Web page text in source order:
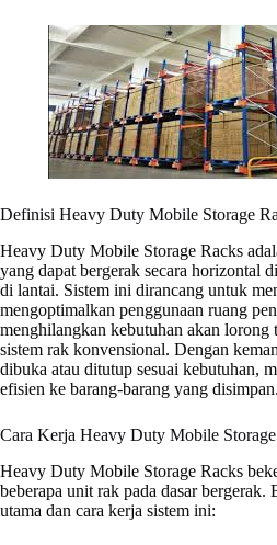
Definisi Heavy Duty Mobile Storage
Heavy Duty Mobile Storage Racks
yang dapat bergerak secara horizontal
di lantai. Sistem ini dirancang untuk
mengoptimalkan penggunaan ruang
menghilangkan kebutuhan akan lorong
sistem rak konvensional. Dengan
dibuka atau ditutup sesuai kebutuhan,
efisien ke barang-barang yang disimpan.
Cara Kerja Heavy Duty Mobile
Heavy Duty Mobile Storage Racks
beberapa unit rak pada dasar bergerak.
utama dan cara kerja sistem ini: